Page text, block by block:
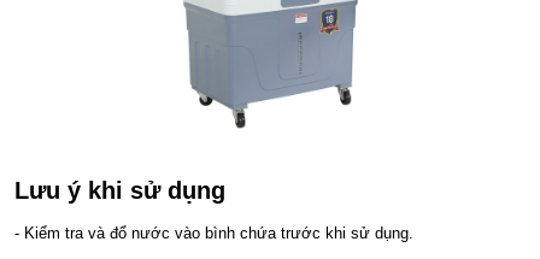
Lưu ý khi sử dụng
- Kiểm tra và đổ nước vào bình chứa trước khi sử dụng.